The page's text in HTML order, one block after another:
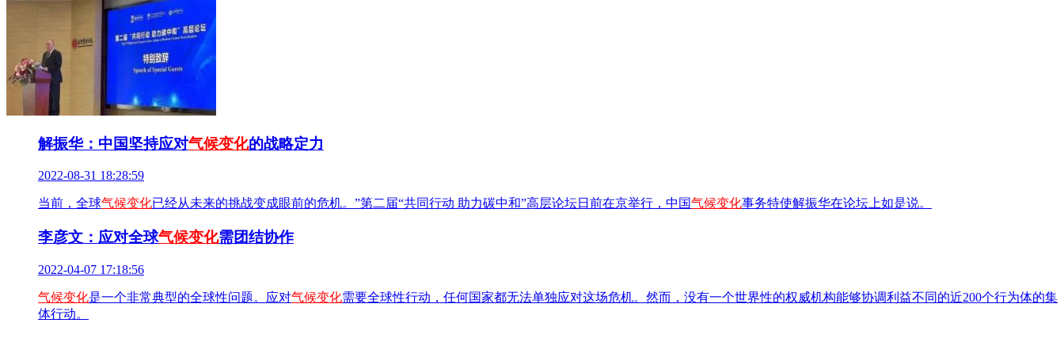
解振华：中国坚持应对气候变化的战略定力
2022-08-31 18:28:59
当前，全球气候变化已经从未来的挑战变成眼前的危机。”第二届“共同行动 助力碳中和”高层论坛日前在京举行，中国气候变化事务特使解振华在论坛上如是说。
李彦文：应对全球气候变化需团结协作
2022-04-07 17:18:56
气候变化是一个非常典型的全球性问题。应对气候变化需要全球性行动，任何国家都无法单独应对这场危机。然而，没有一个世界性的权威机构能够协调利益不同的近200个行为体的集
体行动。